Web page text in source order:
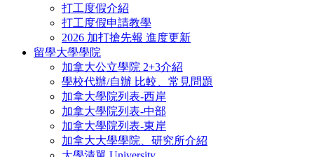
打工度假介紹
打工度假申請教學
2026 加打搶先報 進度更新
留學大學學院
加拿大公立學院 2+3介紹
學校代辦/自辦 比較、常見問題
加拿大學院列表-西岸
加拿大學院列表-中部
加拿大學院列表-東岸
加拿大大學學院、研究所介紹